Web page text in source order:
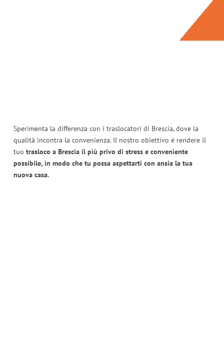
Sperimenta la differenza con i traslocatori di Brescia, dove la
qualità incontra la convenienza. Il nostro obiettivo è rendere il
tuo trasloco a Brescia il più privo di stress e conveniente
possibile, in modo che tu possa aspettarti con ansia la tua
nuova casa.